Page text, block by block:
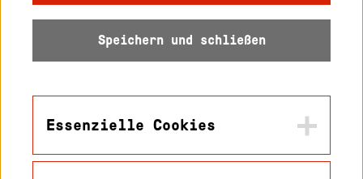
Datenschutz
Barrierefreiheit
Speichern und schließen
Essenzielle Cookies